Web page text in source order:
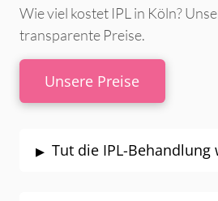
Wie viel kostet IPL in Köln?
transparente Preise.
Unsere Preise
▸ Tut die IPL-Behandlung